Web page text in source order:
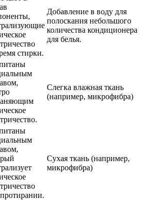
стирки.
Добавление в воду для
полоскания небольшого
количества кондиционера
для белья.
Слегка влажная ткань
(например, микрофибра)
Сухая ткань (например,
микрофибра)